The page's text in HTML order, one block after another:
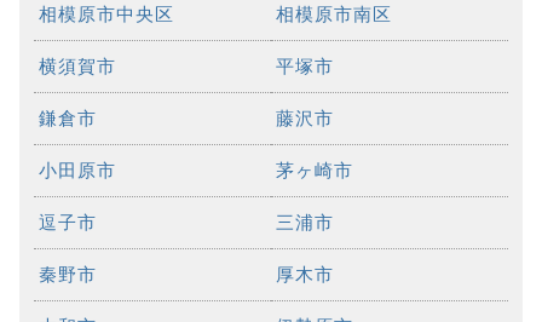
相模原市中央区 相模原市南区
横須賀市 平塚市
鎌倉市 藤沢市
小田原市 茅ヶ崎市
逗子市 三浦市
秦野市 厚木市